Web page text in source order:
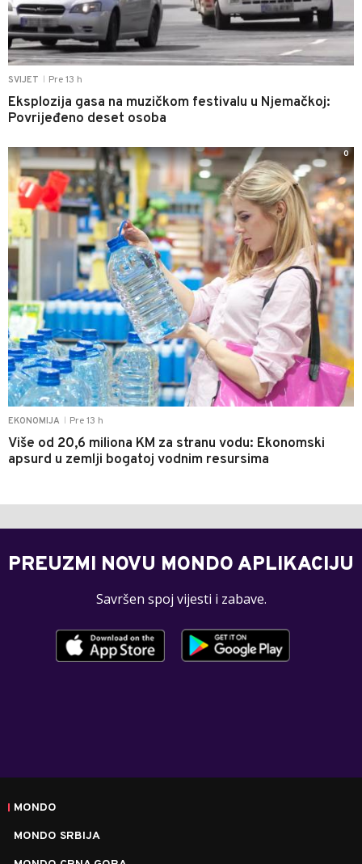
SVIJET Pre 13 h
Eksplozija gasa na muzičkom festivalu u Njemačkoj:
Povrijeđeno deset osoba
EKONOMIJA Pre 13 h
Više od 20,6 miliona KM za stranu vodu: Ekonomski
apsurd u zemlji bogatoj vodnim resursima
0
PREUZMI NOVU MONDO APLIKACIJU
Savršen spoj vijesti i zabave.
MONDO
MONDO SRBIJA